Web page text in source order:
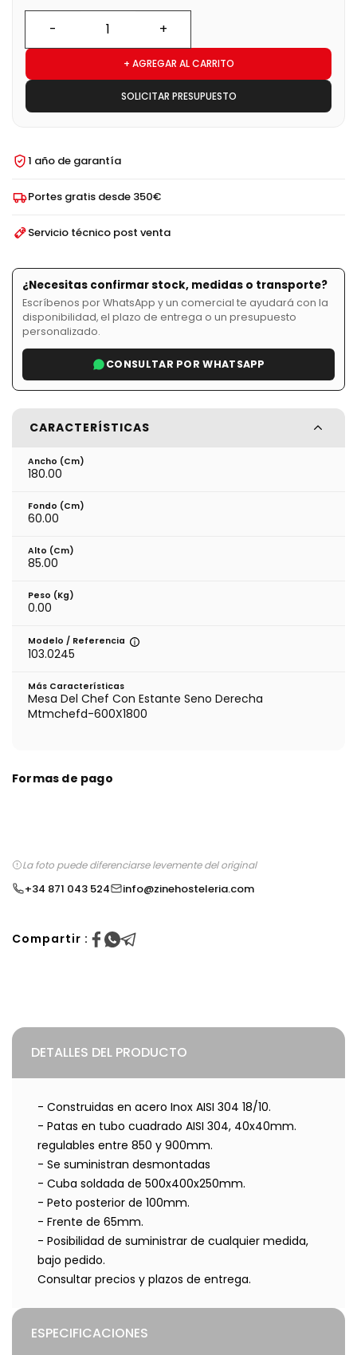
+ AGREGAR AL CARRITO
SOLICITAR PRESUPUESTO
1 año de garantía
Portes gratis desde 350€
Servicio técnico post venta
¿Necesitas confirmar stock, medidas o transporte?
Escríbenos por WhatsApp y un comercial te ayudará con la
disponibilidad, el plazo de entrega o un presupuesto
personalizado.
CONSULTAR POR WHATSAPP
CARACTERÍSTICAS
Ancho (cm)
180.00
Fondo (cm)
60.00
Alto (cm)
85.00
Peso (kg)
0.00
Modelo / Referencia
103.0245
Más Características
Mesa Del Chef Con Estante Seno Derecha
Mtmchefd-600X1800
Formas de pago
La foto puede diferenciarse levemente del original
+34 871 043 524 info@zinehosteleria.com
Compartir :
DETALLES DEL PRODUCTO
- Construidas en acero Inox AISI 304 18/10.
- Patas en tubo cuadrado AISI 304, 40x40mm.
regulables entre 850 y 900mm.
- Se suministran desmontadas
- Cuba soldada de 500x400x250mm.
- Peto posterior de 100mm.
- Frente de 65mm.
- Posibilidad de suministrar de cualquier medida,
bajo pedido.
Consultar precios y plazos de entrega.
ESPECIFICACIONES